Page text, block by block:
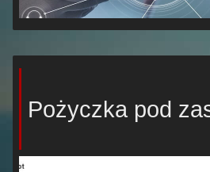
Pożyczka pod